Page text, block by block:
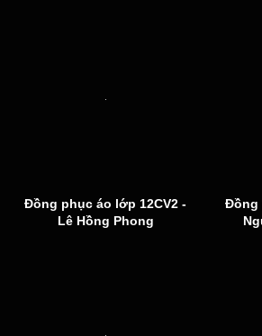
Đồng phục áo lớp 12CV2 -
Lê Hồng Phong
Đồng